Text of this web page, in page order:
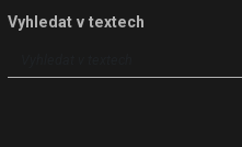
Vyhledat v textech